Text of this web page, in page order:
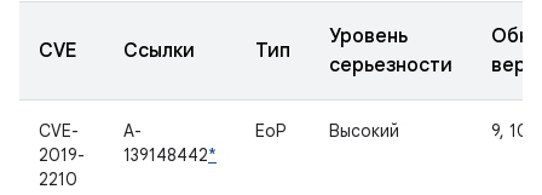
CVE Ссылки Тип
Уровень
серьезности
CVE-
2019-
2210
A-
139148442*
EoP Высокий 9, 10